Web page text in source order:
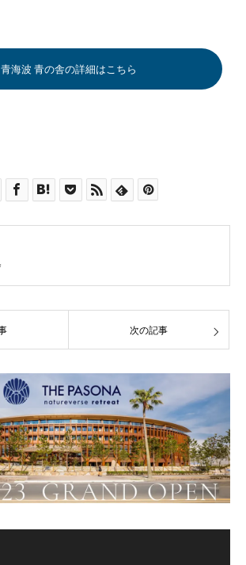
青海波 青の舎の詳細はこちら
次の記事